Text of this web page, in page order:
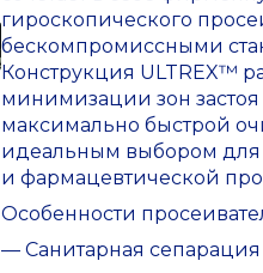
гироскопического
бескомпромиссными
Конструкция ULTREX™
минимизации зон
максимально быстрой
идеальным выбором
и фармацевтической
Особенности
— Санитарная сепарация